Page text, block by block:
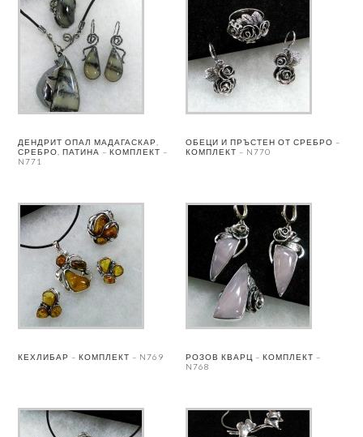
ДЕНДРИТ ОПАЛ МАДАГАСКАР,
СРЕБРО, ПАТИНА – КОМПЛЕКТ –
N771
ОБЕЦИ И ПРЪСТЕН ОТ СРЕБРО –
КОМПЛЕКТ – N770
КЕХЛИБАР – КОМПЛЕКТ – N769
РОЗОВ КВАРЦ – КОМПЛЕКТ –
N768